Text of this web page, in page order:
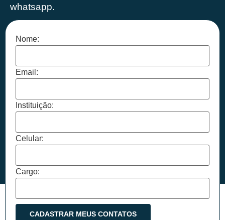
whatsapp.
Nome:
Email:
Instituição:
Celular:
Cargo: